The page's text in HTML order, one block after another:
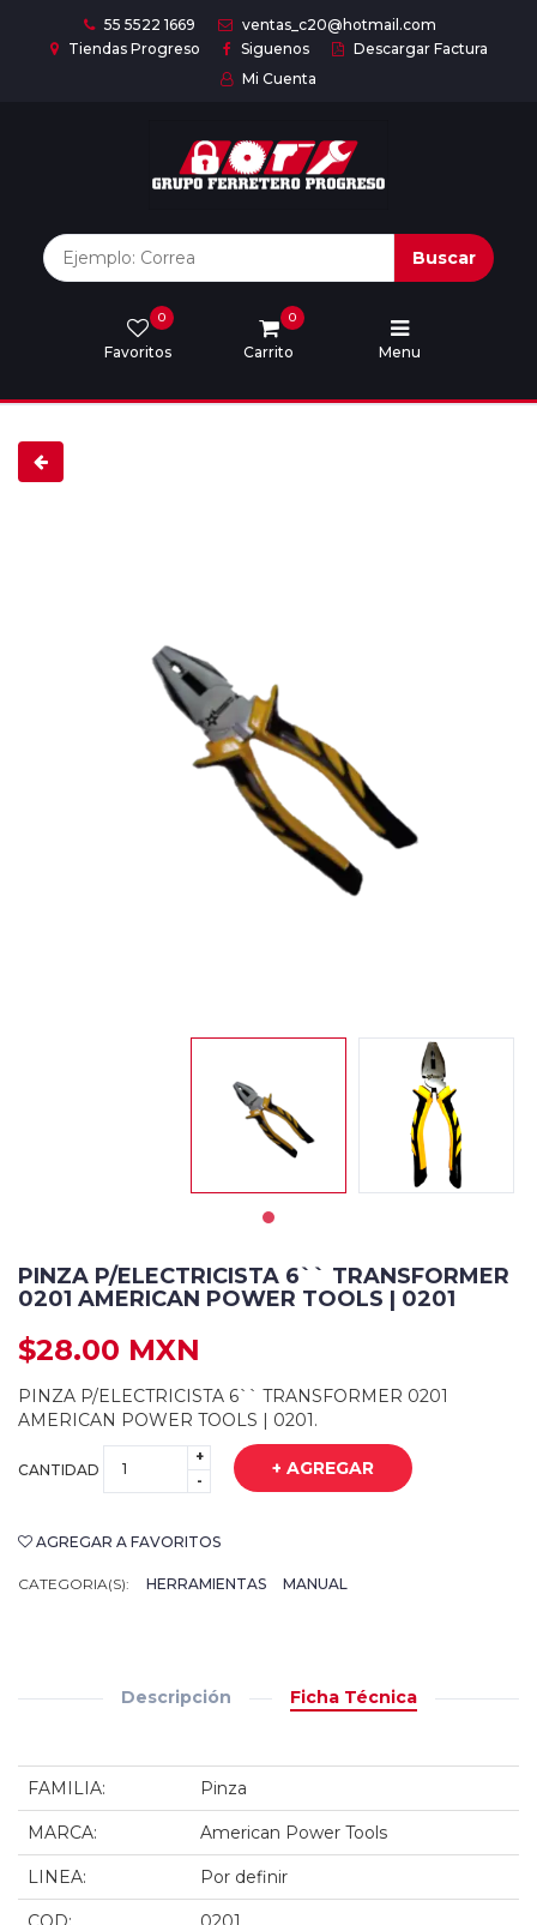
55 5522 1669
ventas_c20@hotmail.com
Tiendas Progreso
Siguenos
Descargar Factura
Mi Cuenta
Buscar
Favoritos
0
Carrito
0
Menu
Marcas
Descargar
PINZA P/ELECTRICISTA 6`` TRANSFORMER
0201 AMERICAN POWER TOOLS | 0201
$28.00 MXN
PINZA P/ELECTRICISTA 6`` TRANSFORMER 0201
AMERICAN POWER TOOLS | 0201.
CANTIDAD
+
-
+ AGREGAR
AGREGAR A FAVORITOS
CATEGORIA(S): HERRAMIENTAS MANUAL
Descripción Ficha Técnica
FAMILIA: Pinza
MARCA: American Power Tools
LINEA: Por definir